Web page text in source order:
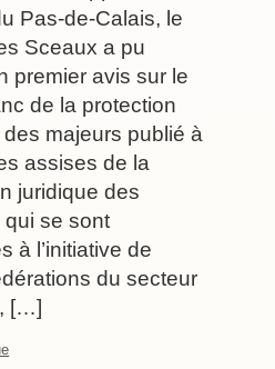
Pas-de-Calais, le
Sceaux a pu
premier avis sur le
de la protection
majeurs publié à
assises de la
juridique des
qui se sont
à l’initiative de
du secteur
[…]